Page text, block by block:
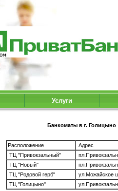
Услуги
Банкоматы в г. Голицыно
Расположение
Адрес
ТЦ "Привокзальный"
ТЦ "Новый"
ТЦ "Родовой герб"
ул.Можайское
ТЦ "Голицыно"